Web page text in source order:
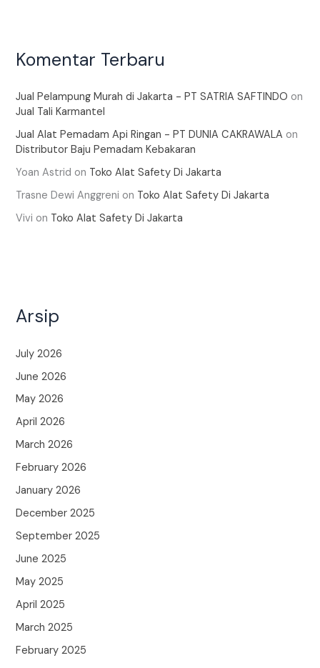
Komentar Terbaru
Jual Pelampung Murah di Jakarta - PT SATRIA SAFTINDO on
Jual Tali Karmantel
Jual Alat Pemadam Api Ringan - PT DUNIA CAKRAWALA on
Distributor Baju Pemadam Kebakaran
Yoan Astrid on Toko Alat Safety Di Jakarta
Trasne Dewi Anggreni on Toko Alat Safety Di Jakarta
Vivi on Toko Alat Safety Di Jakarta
Arsip
July 2026
June 2026
May 2026
April 2026
March 2026
February 2026
January 2026
December 2025
September 2025
June 2025
May 2025
April 2025
March 2025
February 2025